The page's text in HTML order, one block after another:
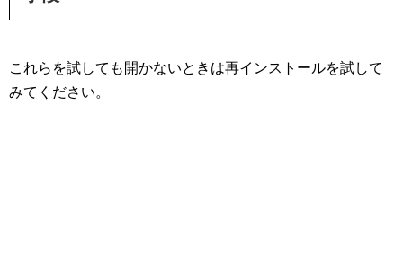
これらを試しても開かないときは再インストールを試して
みてください。